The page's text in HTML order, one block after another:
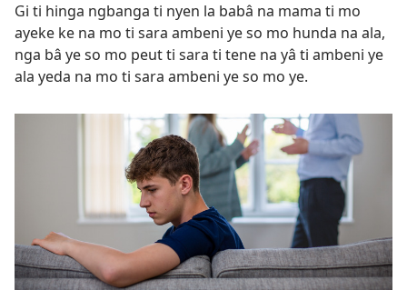
Gi ti hinga ngbanga ti nyen la babâ na mama ti mo
ayeke ke na mo ti sara ambeni ye so mo hunda na ala,
nga bâ ye so mo peut ti sara ti tene na yâ ti ambeni ye
ala yeda na mo ti sara ambeni ye so mo ye.